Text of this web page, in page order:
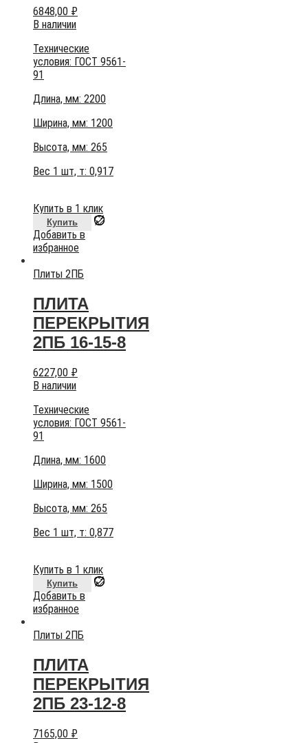
6848,00 ₽
В наличии
Технические
условия: ГОСТ 9561-
91
Длина, мм: 2200
Ширина, мм: 1200
Высота, мм: 265
Вес 1 шт, т: 0,917
Купить в 1 клик
Купить
Добавить в
избранное
Плиты 2ПБ
ПЛИТА
ПЕРЕКРЫТИЯ
2ПБ 16-15-8
6227,00 ₽
В наличии
Технические
условия: ГОСТ 9561-
91
Длина, мм: 1600
Ширина, мм: 1500
Высота, мм: 265
Вес 1 шт, т: 0,877
Купить в 1 клик
Купить
Добавить в
избранное
Плиты 2ПБ
ПЛИТА
ПЕРЕКРЫТИЯ
2ПБ 23-12-8
7165,00 ₽